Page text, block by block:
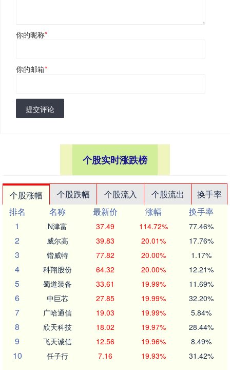
你的昵称*
你的邮箱*
提交评论
个股实时涨跌榜
个股涨幅 个股跌幅 个股流入 个股流出
换手率
排名
名称 最新价 涨幅
换手率
1
N津富 37.49 114.72% 77.46%
2 威尔高 39.83 20.01% 17.76%
3 锴威特 77.82 20.00% 1.17%
4 科翔股份 64.32 20.00% 12.21%
5 蜀道装备 33.61 19.99% 11.69%
6 中巨芯 27.85 19.99% 32.20%
7 广哈通信 19.03 19.99% 5.84%
8 欣天科技 18.02 19.97% 28.44%
9 飞天诚信 12.56 19.96% 8.49%
10 任子行 7.16 19.93% 31.42%